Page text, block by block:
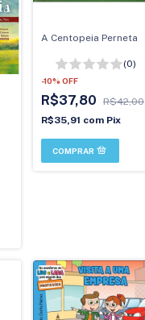
A Centopeia Perneta
(0)
-10% OFF
R$37,80
R$42,00
R$35,91 com Pix